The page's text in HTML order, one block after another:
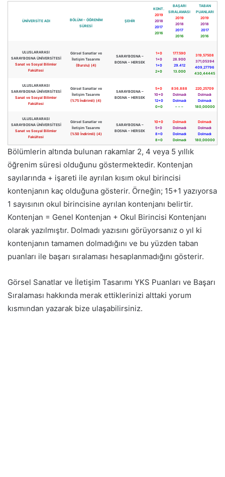
ÜNİVERSİTE ADI
BÖLÜM – ÖĞRENİM
SÜRESİ
ŞEHİR
KONT.
2019
2018
2017
2016
BAŞARI
SIRALAMASI
2019
2018
2017
2016
TABAN
PUANLARI
2019
2018
2017
2016
ULUSLARARASI
SARAYBOSNA ÜNİVERSİTESİ
Sanat ve Sosyal Bilimler
Fakültesi
Görsel Sanatlar ve
İletişim Tasarımı
(Burslu) (4)
SARAYBOSNA –
BOSNA – HERSEK
1+0
1+0
1+0
2+0
177.590
28.900
29.412
13.000
319,57508
371,05394
409,27796
430,44445
ULUSLARARASI
SARAYBOSNA ÜNİVERSİTESİ
Sanat ve Sosyal Bilimler
Fakültesi
Görsel Sanatlar ve
İletişim Tasarımı
(%75 İndirimli) (4)
SARAYBOSNA –
BOSNA – HERSEK
5+0
10+0
12+0
0+0
836.888
Dolmadı
Dolmadı
– – –
220,25709
Dolmadı
Dolmadı
180,00000
ULUSLARARASI
SARAYBOSNA ÜNİVERSİTESİ
Sanat ve Sosyal Bilimler
Fakültesi
Görsel Sanatlar ve
İletişim Tasarımı
(%50 İndirimli) (4)
SARAYBOSNA –
BOSNA – HERSEK
10+0
5+0
8+0
8+0
Dolmadı
Dolmadı
Dolmadı
Dolmadı
Dolmadı
Dolmadı
Dolmadı
180,00000
Bölümlerin altında bulunan rakamlar 2, 4 veya 5 yıllık
öğrenim süresi olduğunu göstermektedir. Kontenjan
sayılarında + işareti ile ayrılan kısım okul birincisi
kontenjanın kaç olduğuna gösterir. Örneğin; 15+1 yazıyorsa
1 sayısının okul birincisine ayrılan kontenjanı belirtir.
Kontenjan = Genel Kontenjan + Okul Birincisi Kontenjanı
olarak yazılmıştır. Dolmadı yazısını görüyorsanız o yıl ki
kontenjanın tamamen dolmadığını ve bu yüzden taban
puanları ile başarı sıralaması hesaplanmadığını gösterir.
Görsel Sanatlar ve İletişim Tasarımı YKS Puanları ve Başarı
Sıralaması hakkında merak ettiklerinizi alttaki yorum
kısmından yazarak bize ulaşabilirsiniz.